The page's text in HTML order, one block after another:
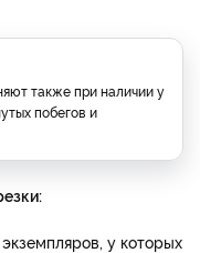
также при наличии у
побегов и
у которых